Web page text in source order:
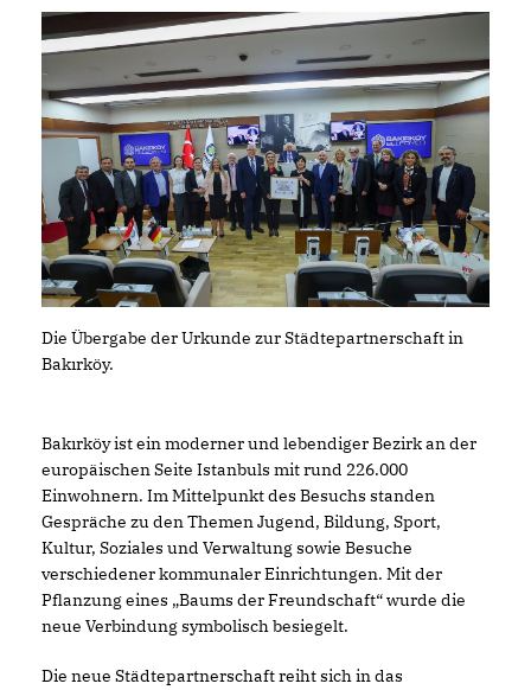
Die Übergabe der Urkunde zur Städtepartnerschaft in
Bakırköy.
Bakırköy ist ein moderner und lebendiger Bezirk an der
europäischen Seite Istanbuls mit rund 226.000
Einwohnern. Im Mittelpunkt des Besuchs standen
Gespräche zu den Themen Jugend, Bildung, Sport,
Kultur, Soziales und Verwaltung sowie Besuche
verschiedener kommunaler Einrichtungen. Mit der
Pflanzung eines „Baums der Freundschaft“ wurde die
neue Verbindung symbolisch besiegelt.
Die neue Städtepartnerschaft reiht sich in das